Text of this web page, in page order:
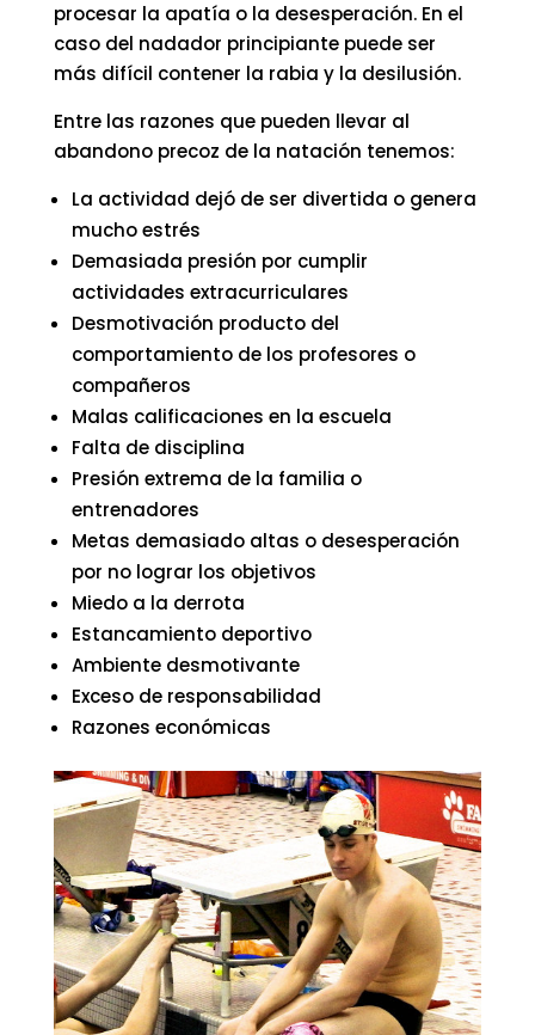
procesar la apatía o la desesperación. En el
caso del nadador principiante puede ser
más difícil contener la rabia y la desilusión.
Entre las razones que pueden llevar al
abandono precoz de la natación tenemos:
La actividad dejó de ser divertida o genera
mucho estrés
Demasiada presión por cumplir
actividades extracurriculares
Desmotivación producto del
comportamiento de los profesores o
compañeros
Malas calificaciones en la escuela
Falta de disciplina
Presión extrema de la familia o
entrenadores
Metas demasiado altas o desesperación
por no lograr los objetivos
Miedo a la derrota
Estancamiento deportivo
Ambiente desmotivante
Exceso de responsabilidad
Razones económicas